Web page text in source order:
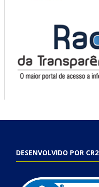
DESENVOLVIDO POR CR2